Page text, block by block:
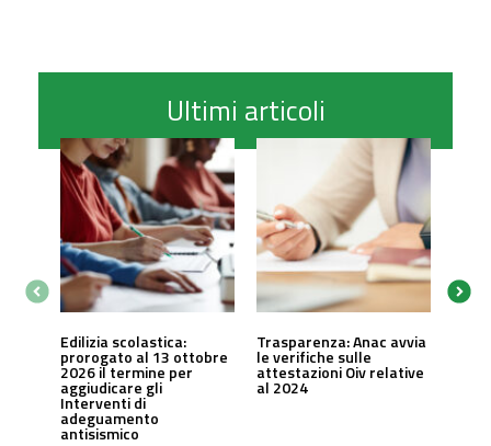
Ultimi articoli
Edilizia scolastica:
prorogato al 13 ottobre
2026 il termine per
aggiudicare gli
Interventi di
adeguamento
antisismico
Trasparenza: Anac avvia
le verifiche sulle
attestazioni Oiv relative
al 2024